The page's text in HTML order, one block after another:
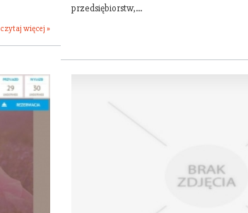
czytaj więcej »
przedsiębiorstw,...